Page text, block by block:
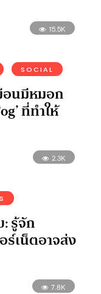
15.5K
SOCIAL
อนมีหมอก
ที่ทำให้
2.3K
รู้จัก
เน็ตอาจส่ง
7.8K